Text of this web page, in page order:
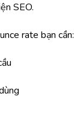
SEO.
rate bạn cần: